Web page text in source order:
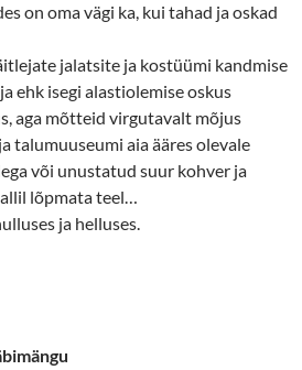
on oma vägi ka, kui tahad ja oskad
jalatsite ja kostüümi kandmise
ehk isegi alastiolemise oskus
aga mõtteid virgutavalt mõjus
talumuuseumi aia ääres olevale
või unustatud suur kohver ja
lõpmata teel…
ja helluses.